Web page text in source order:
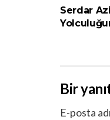
Serdar
Bir
E-posta